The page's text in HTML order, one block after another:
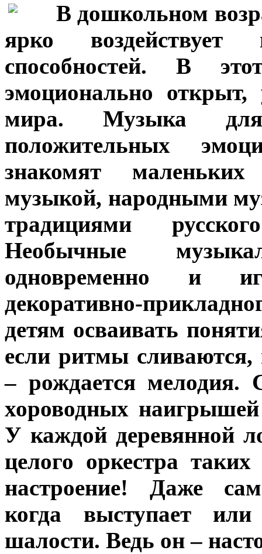
В дошкольном
ярко воздействует
способностей. В
эмоционально открыт,
мира. Музыка
положительных
знакомят
музыкой, народными
традициями
Необычные
одновременно и
декоративно-
детям осваивать
если ритмы сливаются,
– рождается мелодия.
хороводных
У каждой деревянной
целого оркестра
настроение! Даже
когда выступает
шалости. Ведь он –